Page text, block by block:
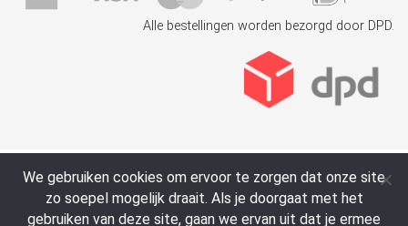
Alle bestellingen worden bezorgd door DPD.
We gebruiken cookies om ervoor te zorgen dat onze site
zo soepel mogelijk draait. Als je doorgaat met het
gebruiken van deze site, gaan we ervan uit dat je ermee